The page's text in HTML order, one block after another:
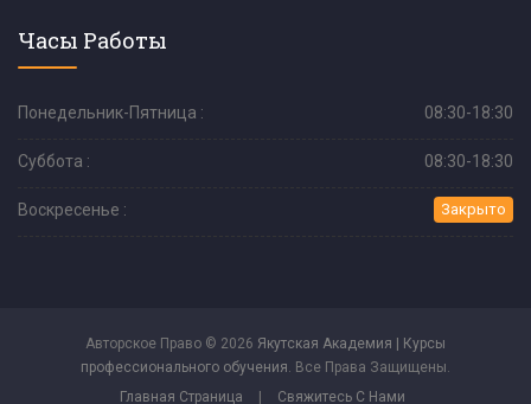
Часы Работы
Понедельник-Пятница : 08:30-18:30
Суббота : 08:30-18:30
Воскресенье : Закрыто
Авторское Право © 2026 Якутская Академия | Курсы
профессионального обучения. Все Права Защищены.
Главная Страница
| Свяжитесь С Нами